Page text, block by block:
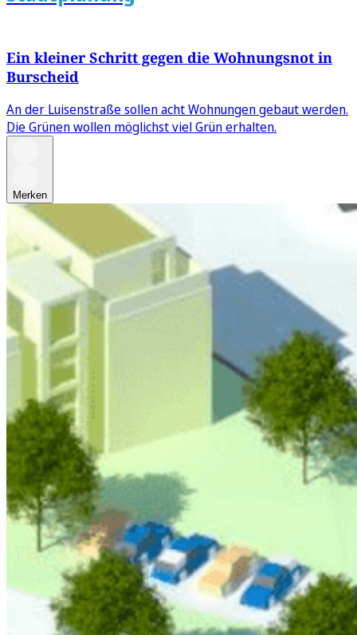
Ein kleiner Schritt gegen die Wohnungsnot in
Burscheid
An der Luisenstraße sollen acht Wohnungen gebaut werden.
Die Grünen wollen möglichst viel Grün erhalten.
Merken